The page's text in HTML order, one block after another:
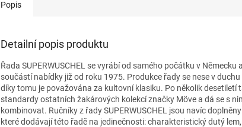
Popis
Detailní popis produktu
Řada SUPERWUSCHEL se vyrábí od samého počátku v
součástí nabídky již od roku 1975. Produkce řady se nese v
díky tomu je považována za kultovní klasiku. Po několik desetiletí
standardy ostatních žakárových kolekcí značky Möve a dá se s
kombinovat. Ručníky z řady SUPERWUSCHEL jsou navíc
které dodávají této řadě na jedinečnosti: charakteristický dutý